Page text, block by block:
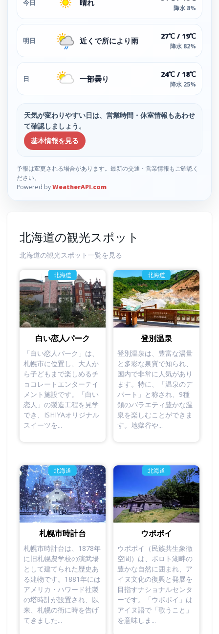
今日 晴れ
降水 8%
明日 近くで所により雨 27℃ / 19℃
降水 82%
日 一部曇り 24℃ / 18℃
降水 25%
天気が変わりやすい日は、営業時間・休室情報もあわせ
て確認しましょう。
基本情報を見る
予報は変更される場合があります。最新の交通・営業情報もご確認く
ださい。
Powered byWeatherAPI.com
北海道の観光スポット
北海道の観光スポット一覧を見る
北海道
白い恋人パーク
「白い恋人パーク」は、
札幌市に位置し、大人か
ら子どもまで楽しめるチ
ョコレートエンターテイ
メント施設です。「白い
恋人」の製造工程を見学
でき、ISHIYAオリジナル
スイーツを...
北海道
登別温泉
登別温泉は、豊富な湯量
と多彩な泉質で知られ、
国内で非常に人気があり
ます。特に、「温泉のデ
パート」と称され、9種
類のバラエティ豊かな温
泉を楽しむことができま
す。地獄谷や...
北海道
札幌市時計台
札幌市時計台は、1878年
に旧札幌農学校の演武場
として建てられた歴史あ
る建物です。1881年には
アメリカ・ハワード社製
の塔時計が設置され、以
来、札幌の街に時を告げ
てきました...
北海道
ウポポイ
ウポポイ（民族共生象徴
空間）は、ポロト湖畔の
豊かな自然に囲まれ、ア
イヌ文化の復興と発展を
目指すナショナルセンタ
ーです。「ウポポイ」は
アイヌ語で「歌うこと」
を意味しま...